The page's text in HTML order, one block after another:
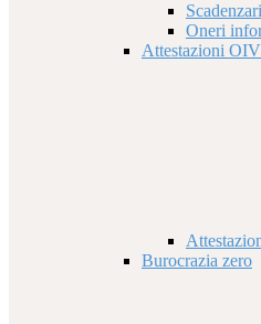
Oneri
Attestazioni
Burocrazia zero